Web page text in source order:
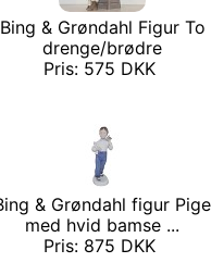
Bing & Grøndahl Figur To
drenge/brødre
Pris: 575 DKK
& Grøndahl figur Pige
med hvid bamse ...
Pris: 875 DKK